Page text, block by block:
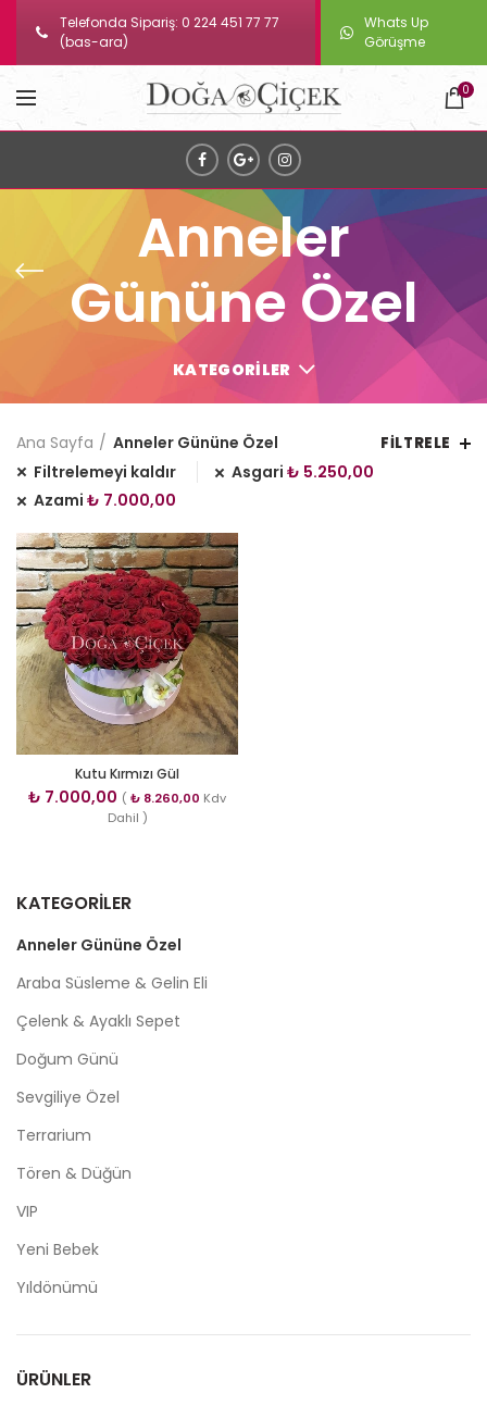
Telefonda Sipariş: 0 224 451 77 77
(bas-ara)
Whats Up
Görüşme
0
Anneler
Gününe Özel
KATEGORILER
Ana Sayfa Anneler Gününe Özel FILTRELE
Filtrelemeyi kaldır Asgari ₺ 5.250,00
Azami ₺ 7.000,00
Kutu Kırmızı Gül
₺ 7.000,00 ( ₺ 8.260,00 Kdv
Dahil )
KATEGORILER
Anneler Gününe Özel
Araba Süsleme & Gelin Eli
Çelenk & Ayaklı Sepet
Doğum Günü
Sevgiliye Özel
Terrarium
Tören & Düğün
VIP
Yeni Bebek
Yıldönümü
ÜRÜNLER